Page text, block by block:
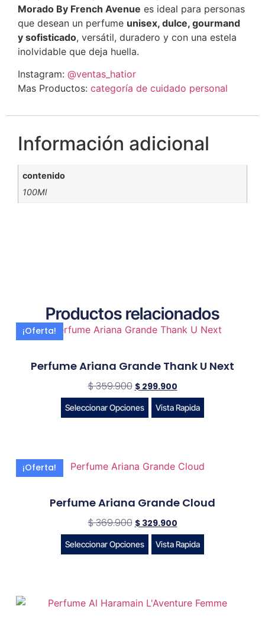
Morado By French Avenue es ideal para personas
que desean un perfume unisex, dulce, gourmand
y sofisticado, versátil, duradero y con una estela
inolvidable que deja huella.
Instagram: @ventas_hatior
Mas Productos: categoría de cuidado personal
Información adicional
contenido
100Ml
Productos relacionados
¡Oferta!
Perfume Ariana Grande Thank U Next
$359.900 $299.900
Seleccionar Opciones Vista Rapida
¡Oferta!
Perfume Ariana Grande Cloud
$369.900 $329.900
Seleccionar Opciones Vista Rapida